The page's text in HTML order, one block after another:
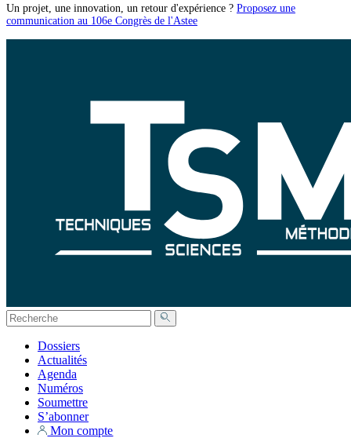
Un projet, une innovation, un retour d'expérience ? Proposez une
communication au 106e Congrès de l'Astee
Dossiers
Actualités
Agenda
Numéros
Soumettre
S’abonner
Mon compte